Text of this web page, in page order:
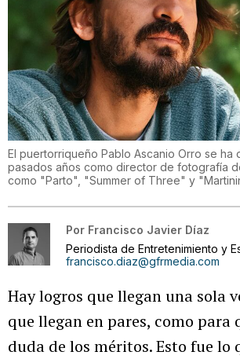
El puertorriqueño Pablo Ascanio Orro se ha
pasados años como director de fotografía
como "Parto", "Summer of Three" y
Por Francisco Javier Díaz
Periodista de Entretenimiento y
francisco.diaz@gfrmedia.com
Hay logros que llegan una sola
que llegan en pares, como para
duda de los méritos. Esto fue lo